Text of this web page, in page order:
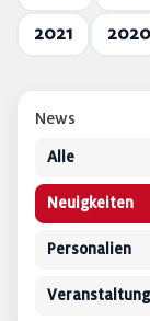
2021 2020
News
Alle
Neuigkeiten
Personalien